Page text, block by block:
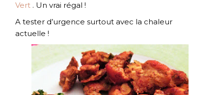
Vert . Un vrai régal !
A tester d’urgence surtout avec la chaleur
actuelle !